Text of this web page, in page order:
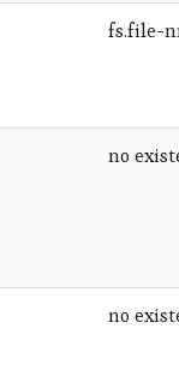
fs.file-
no
no